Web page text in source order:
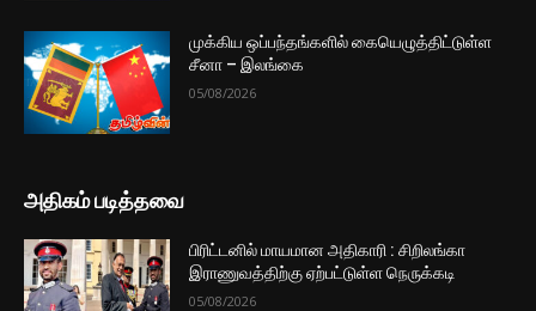
முக்கிய ஒப்பந்தங்களில் கையெழுத்திட்டுள்ள
சீனா – இலங்கை
05/08/2026
அதிகம் படித்தவை
பிரிட்டனில் மாயமான அதிகாரி : சிறிலங்கா
இராணுவத்திற்கு ஏற்பட்டுள்ள நெருக்கடி
05/08/2026